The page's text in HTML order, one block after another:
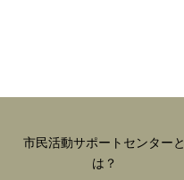
市民活動サポートセンターと
は？